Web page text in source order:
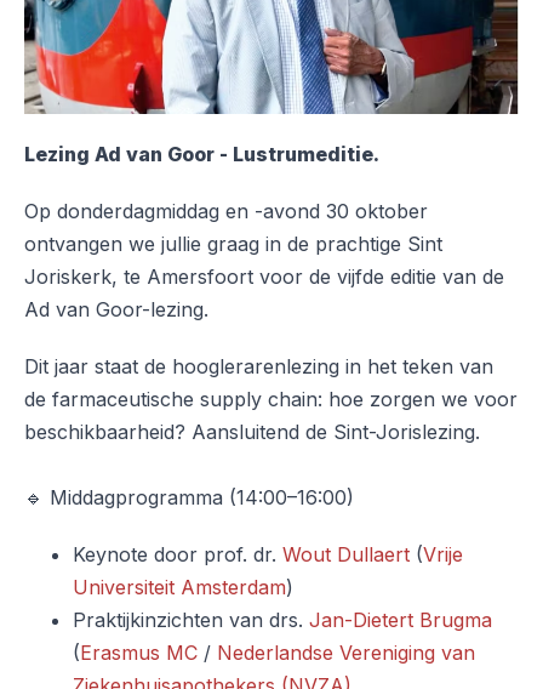
Lezing Ad van Goor - Lustrumeditie.
Op donderdagmiddag en -avond 30 oktober
ontvangen we jullie graag in de prachtige Sint
Joriskerk, te Amersfoort voor de vijfde editie van de
Ad van Goor-lezing.
Dit jaar staat de hooglerarenlezing in het teken van
de farmaceutische supply chain: hoe zorgen we voor
beschikbaarheid? Aansluitend de Sint-Jorislezing.
🔹 Middagprogramma (14:00–16:00)
Keynote door prof. dr. Wout Dullaert (Vrije
Universiteit Amsterdam)
Praktijkinzichten van drs. Jan-Dietert Brugma
(Erasmus MC / Nederlandse Vereniging van